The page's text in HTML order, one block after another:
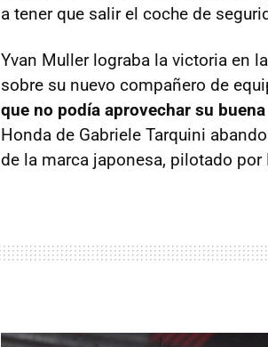
a tener que salir el coche de
Yvan Muller lograba la victoria en
sobre su nuevo compañero de
que no podía aprovechar su
Honda de Gabriele Tarquini
de la marca japonesa, pilotado por